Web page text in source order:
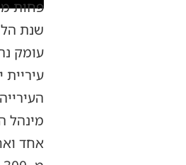
פחות
שנת
עומק
מינהל